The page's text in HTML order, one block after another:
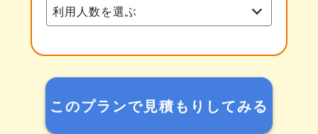
このプランで見積もりしてみる